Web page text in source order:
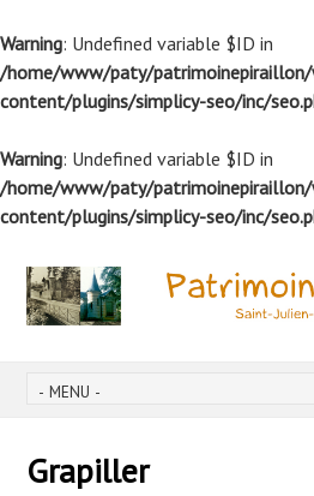
Warning: Undefined variable $ID in
/home/www/paty/
content/plugins/simplicy-seo/inc/
Warning: Undefined variable $ID in
/home/www/paty/
content/plugins/simplicy-seo/inc/
Grapiller